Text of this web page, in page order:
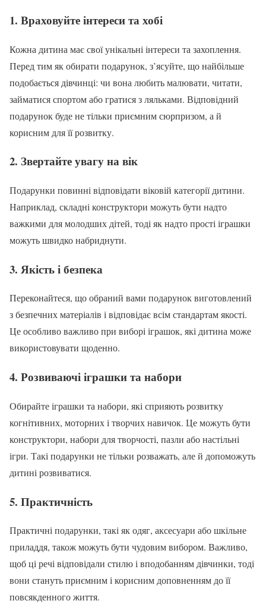
1. Враховуйте інтереси та хобі
Кожна дитина має свої унікальні інтереси та захоплення.
Перед тим як обирати подарунок, з’ясуйте, що найбільше
подобається дівчинці: чи вона любить малювати, читати,
займатися спортом або гратися з ляльками. Відповідний
подарунок буде не тільки приємним сюрпризом, а й
корисним для її розвитку.
2. Звертайте увагу на вік
Подарунки повинні відповідати віковій категорії дитини.
Наприклад, складні конструктори можуть бути надто
важкими для молодших дітей, тоді як надто прості іграшки
можуть швидко набриднути.
3. Якість і безпека
Переконайтеся, що обраний вами подарунок виготовлений
з безпечних матеріалів і відповідає всім стандартам якості.
Це особливо важливо при виборі іграшок, які дитина може
використовувати щоденно.
4. Розвиваючі іграшки та набори
Обирайте іграшки та набори, які сприяють розвитку
когнітивних, моторних і творчих навичок. Це можуть бути
конструктори, набори для творчості, пазли або настільні
ігри. Такі подарунки не тільки розважать, але й допоможуть
дитині розвиватися.
5. Практичність
Практичні подарунки, такі як одяг, аксесуари або шкільне
приладдя, також можуть бути чудовим вибором. Важливо,
щоб ці речі відповідали стилю і вподобанням дівчинки, тоді
вони стануть приємним і корисним доповненням до її
повсякденного життя.